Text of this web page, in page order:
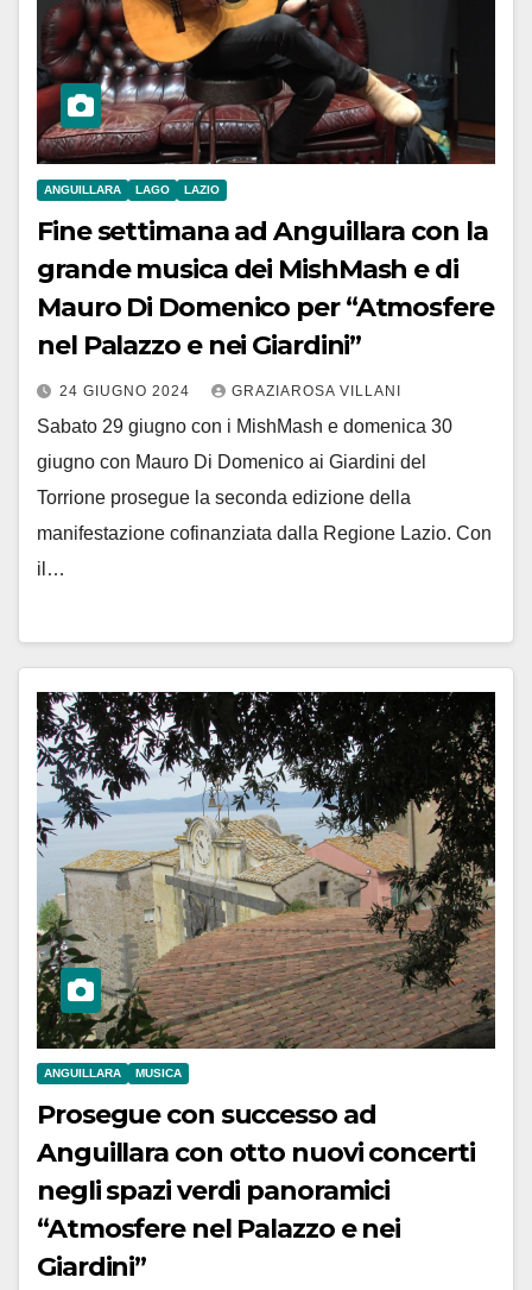
ANGUILLARA LAGO LAZIO
Fine settimana ad Anguillara con la
grande musica dei MishMash e di
Mauro Di Domenico per “Atmosfere
nel Palazzo e nei Giardini”
24 GIUGNO 2024 GRAZIAROSA VILLANI
Sabato 29 giugno con i MishMash e domenica 30
giugno con Mauro Di Domenico ai Giardini del
Torrione prosegue la seconda edizione della
manifestazione cofinanziata dalla Regione Lazio. Con
il…
ANGUILLARA MUSICA
Prosegue con successo ad
Anguillara con otto nuovi concerti
negli spazi verdi panoramici
“Atmosfere nel Palazzo e nei
Giardini”